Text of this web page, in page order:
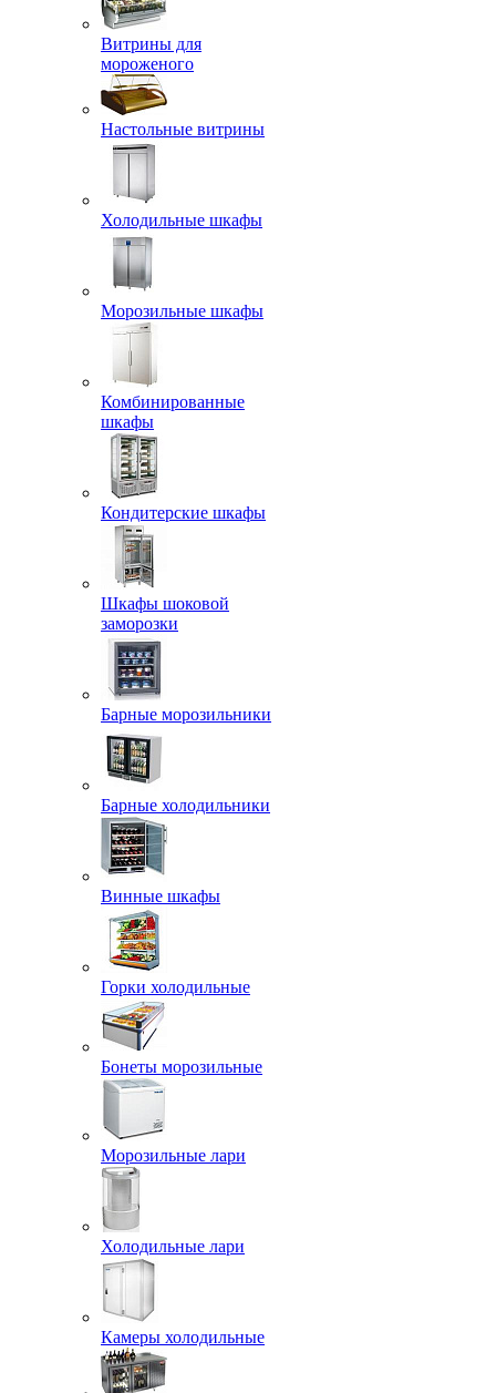
Витрины для
мороженого
Настольные витрины
Холодильные шкафы
Морозильные шкафы
Комбинированные
шкафы
Кондитерские шкафы
Шкафы шоковой
заморозки
Барные морозильники
Барные холодильники
Винные шкафы
Горки холодильные
Бонеты морозильные
Морозильные лари
Холодильные лари
Камеры холодильные